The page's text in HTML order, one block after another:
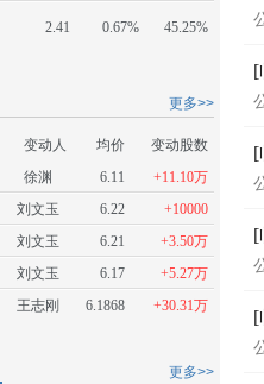
2.41 0.67% 45.25%
更多>>
变动人 均价
变动股数
徐渊 6.11
+11.10万
刘文玉 6.22
+10000
刘文玉 6.21
+3.50万
刘文玉 6.17
+5.27万
王志刚 6.1868 +30.31万
更多>>
[
[
[
[